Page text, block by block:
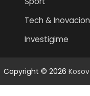
Tech & Inovacion
Investigime